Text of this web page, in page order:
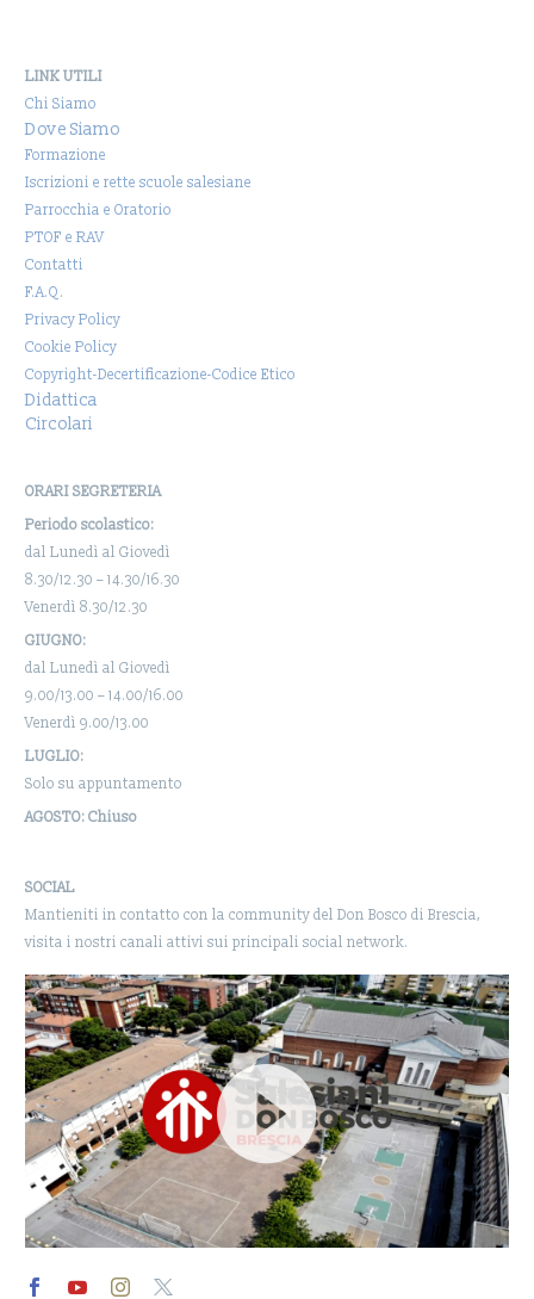
LINK UTILI
Chi Siamo
Dove Siamo
Formazione
Iscrizioni e rette scuole salesiane
Parrocchia e Oratorio
PTOF e RAV
Contatti
F.A.Q.
Privacy Policy
Cookie Policy
Copyright-Decertificazione-Codice Etico
Didattica
Circolari
ORARI SEGRETERIA
Periodo scolastico:
dal Lunedì al Giovedì
8.30/12.30 – 14.30/16.30
Venerdì 8.30/12.30
GIUGNO:
dal Lunedì al Giovedì
9.00/13.00 – 14.00/16.00
Venerdì 9.00/13.00
LUGLIO:
Solo su appuntamento
AGOSTO: Chiuso
SOCIAL
Mantieniti in contatto con la community del Don Bosco di Brescia,
visita i nostri canali attivi sui principali social network.
Player